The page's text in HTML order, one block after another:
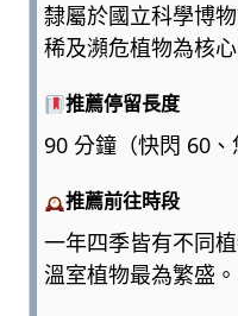
隸屬於國立科學博
稀及瀕危植物為核
推薦停留長度
90 分鐘（快閃 60、
推薦前往時段
一年四季皆有不同
溫室植物最為繁盛。